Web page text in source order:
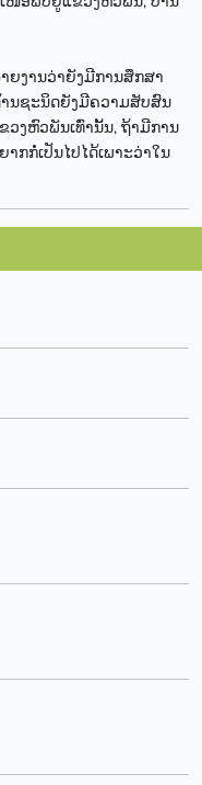
ຍງານວ່າຍັງມີການສຶກສາ
ນຊະນິດຍັງມີຄວາມສັບສົນ
ວງຫົວພັນເທົ່ານັ້ນ, ຖ້າມີການ
ກກໍ່ເປັນໄປໄດ້ເພາະວ່າໃນ